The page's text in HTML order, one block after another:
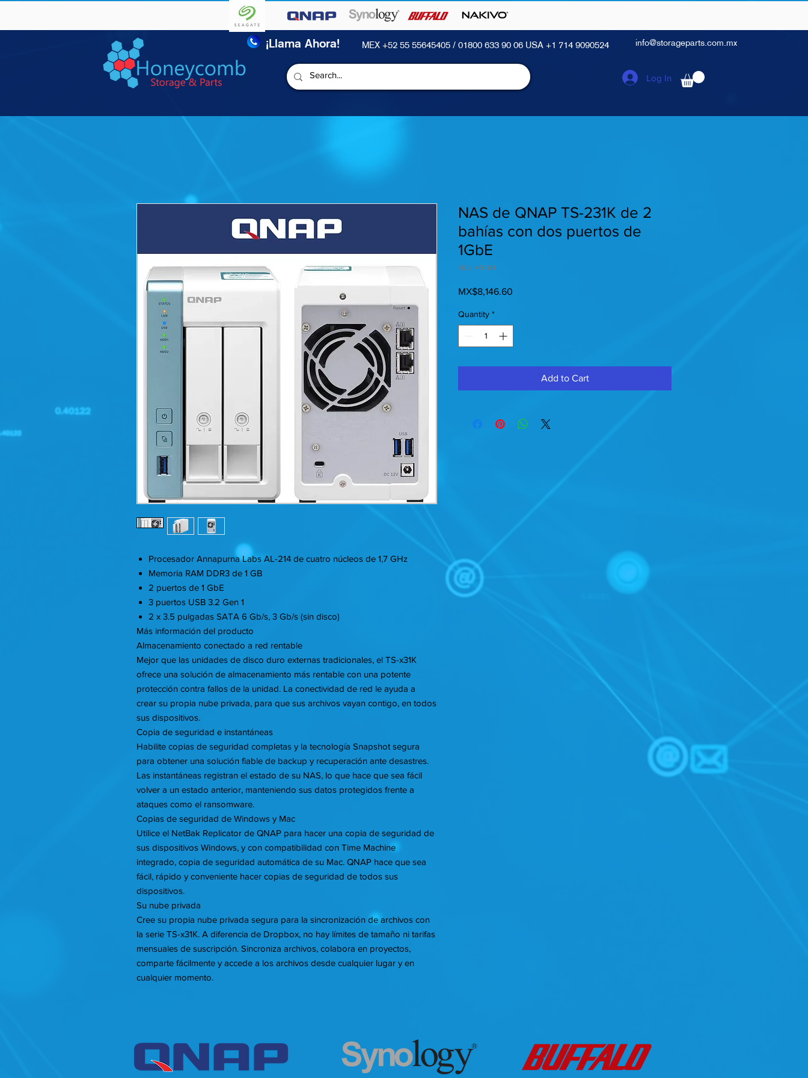
¡Llama Ahora! MEX +52 55 55645405 / 01800 633 90 06 USA +1 714 9090524 info@storageparts.com.mx
Log In
Procesador Annapurna Labs AL-214 de cuatro núcleos de 1,7 GHz
Memoria RAM DDR3 de 1 GB
2 puertos de 1 GbE
3 puertos USB 3.2 Gen 1
2 x 3.5 pulgadas SATA 6 Gb/s, 3 Gb/s (sin disco)
Más información del producto
Almacenamiento conectado a red rentable
Mejor que las unidades de disco duro externas tradicionales, el TS-x31K
ofrece una solución de almacenamiento más rentable con una potente
protección contra fallos de la unidad. La conectividad de red le ayuda a
crear su propia nube privada, para que sus archivos vayan contigo, en todos
sus dispositivos.
Copia de seguridad e instantáneas
Habilite copias de seguridad completas y la tecnología Snapshot segura
para obtener una solución fiable de backup y recuperación ante desastres.
Las instantáneas registran el estado de su NAS, lo que hace que sea fácil
volver a un estado anterior, manteniendo sus datos protegidos frente a
ataques como el ransomware.
Copias de seguridad de Windows y Mac
Utilice el NetBak Replicator de QNAP para hacer una copia de seguridad de
sus dispositivos Windows, y con compatibilidad con Time Machine
integrado, copia de seguridad automática de su Mac. QNAP hace que sea
fácil, rápido y conveniente hacer copias de seguridad de todos sus
dispositivos.
Su nube privada
Cree su propia nube privada segura para la sincronización de archivos con
la serie TS-x31K. A diferencia de Dropbox, no hay límites de tamaño ni tarifas
mensuales de suscripción. Sincroniza archivos, colabora en proyectos,
comparte fácilmente y accede a los archivos desde cualquier lugar y en
cualquier momento.
NAS de QNAP TS-231K de 2
bahías con dos puertos de
1GbE
SKU: #9564
MX$8,146.60
Quantity *
Add to Cart